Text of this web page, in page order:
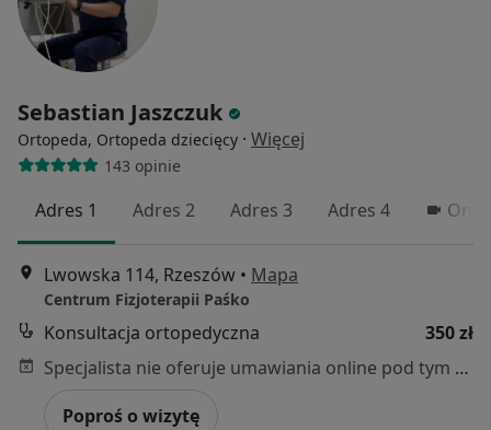
Sebastian Jaszczuk
Ortopeda, Ortopeda dziecięcy · Więcej
143 opinie
Adres 1 Adres 2 Adres 3 Adres 4
Lwowska 114, Rzeszów • Mapa
Centrum Fizjoterapii Paśko
Konsultacja ortopedyczna
350 zł
Specjalista nie oferuje umawiania online pod tym adresem.
Poproś o wizytę